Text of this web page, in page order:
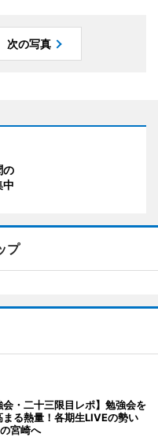
次の写真
の
中
プ
会・二十三限目レポ】勉強会を
る熱量！各期生LIVEの勢い
宮崎へ